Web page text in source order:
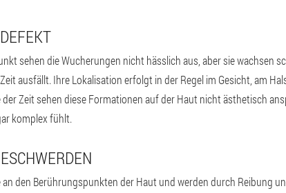
sehen die Wucherungen nicht hässlich aus, aber sie wachsen
ausfällt. Ihre Lokalisation erfolgt in der Regel im Gesicht, am
Zeit sehen diese Formationen auf der Haut nicht ästhetisch
komplex fühlt.
den Berührungspunkten der Haut und werden durch Reibung